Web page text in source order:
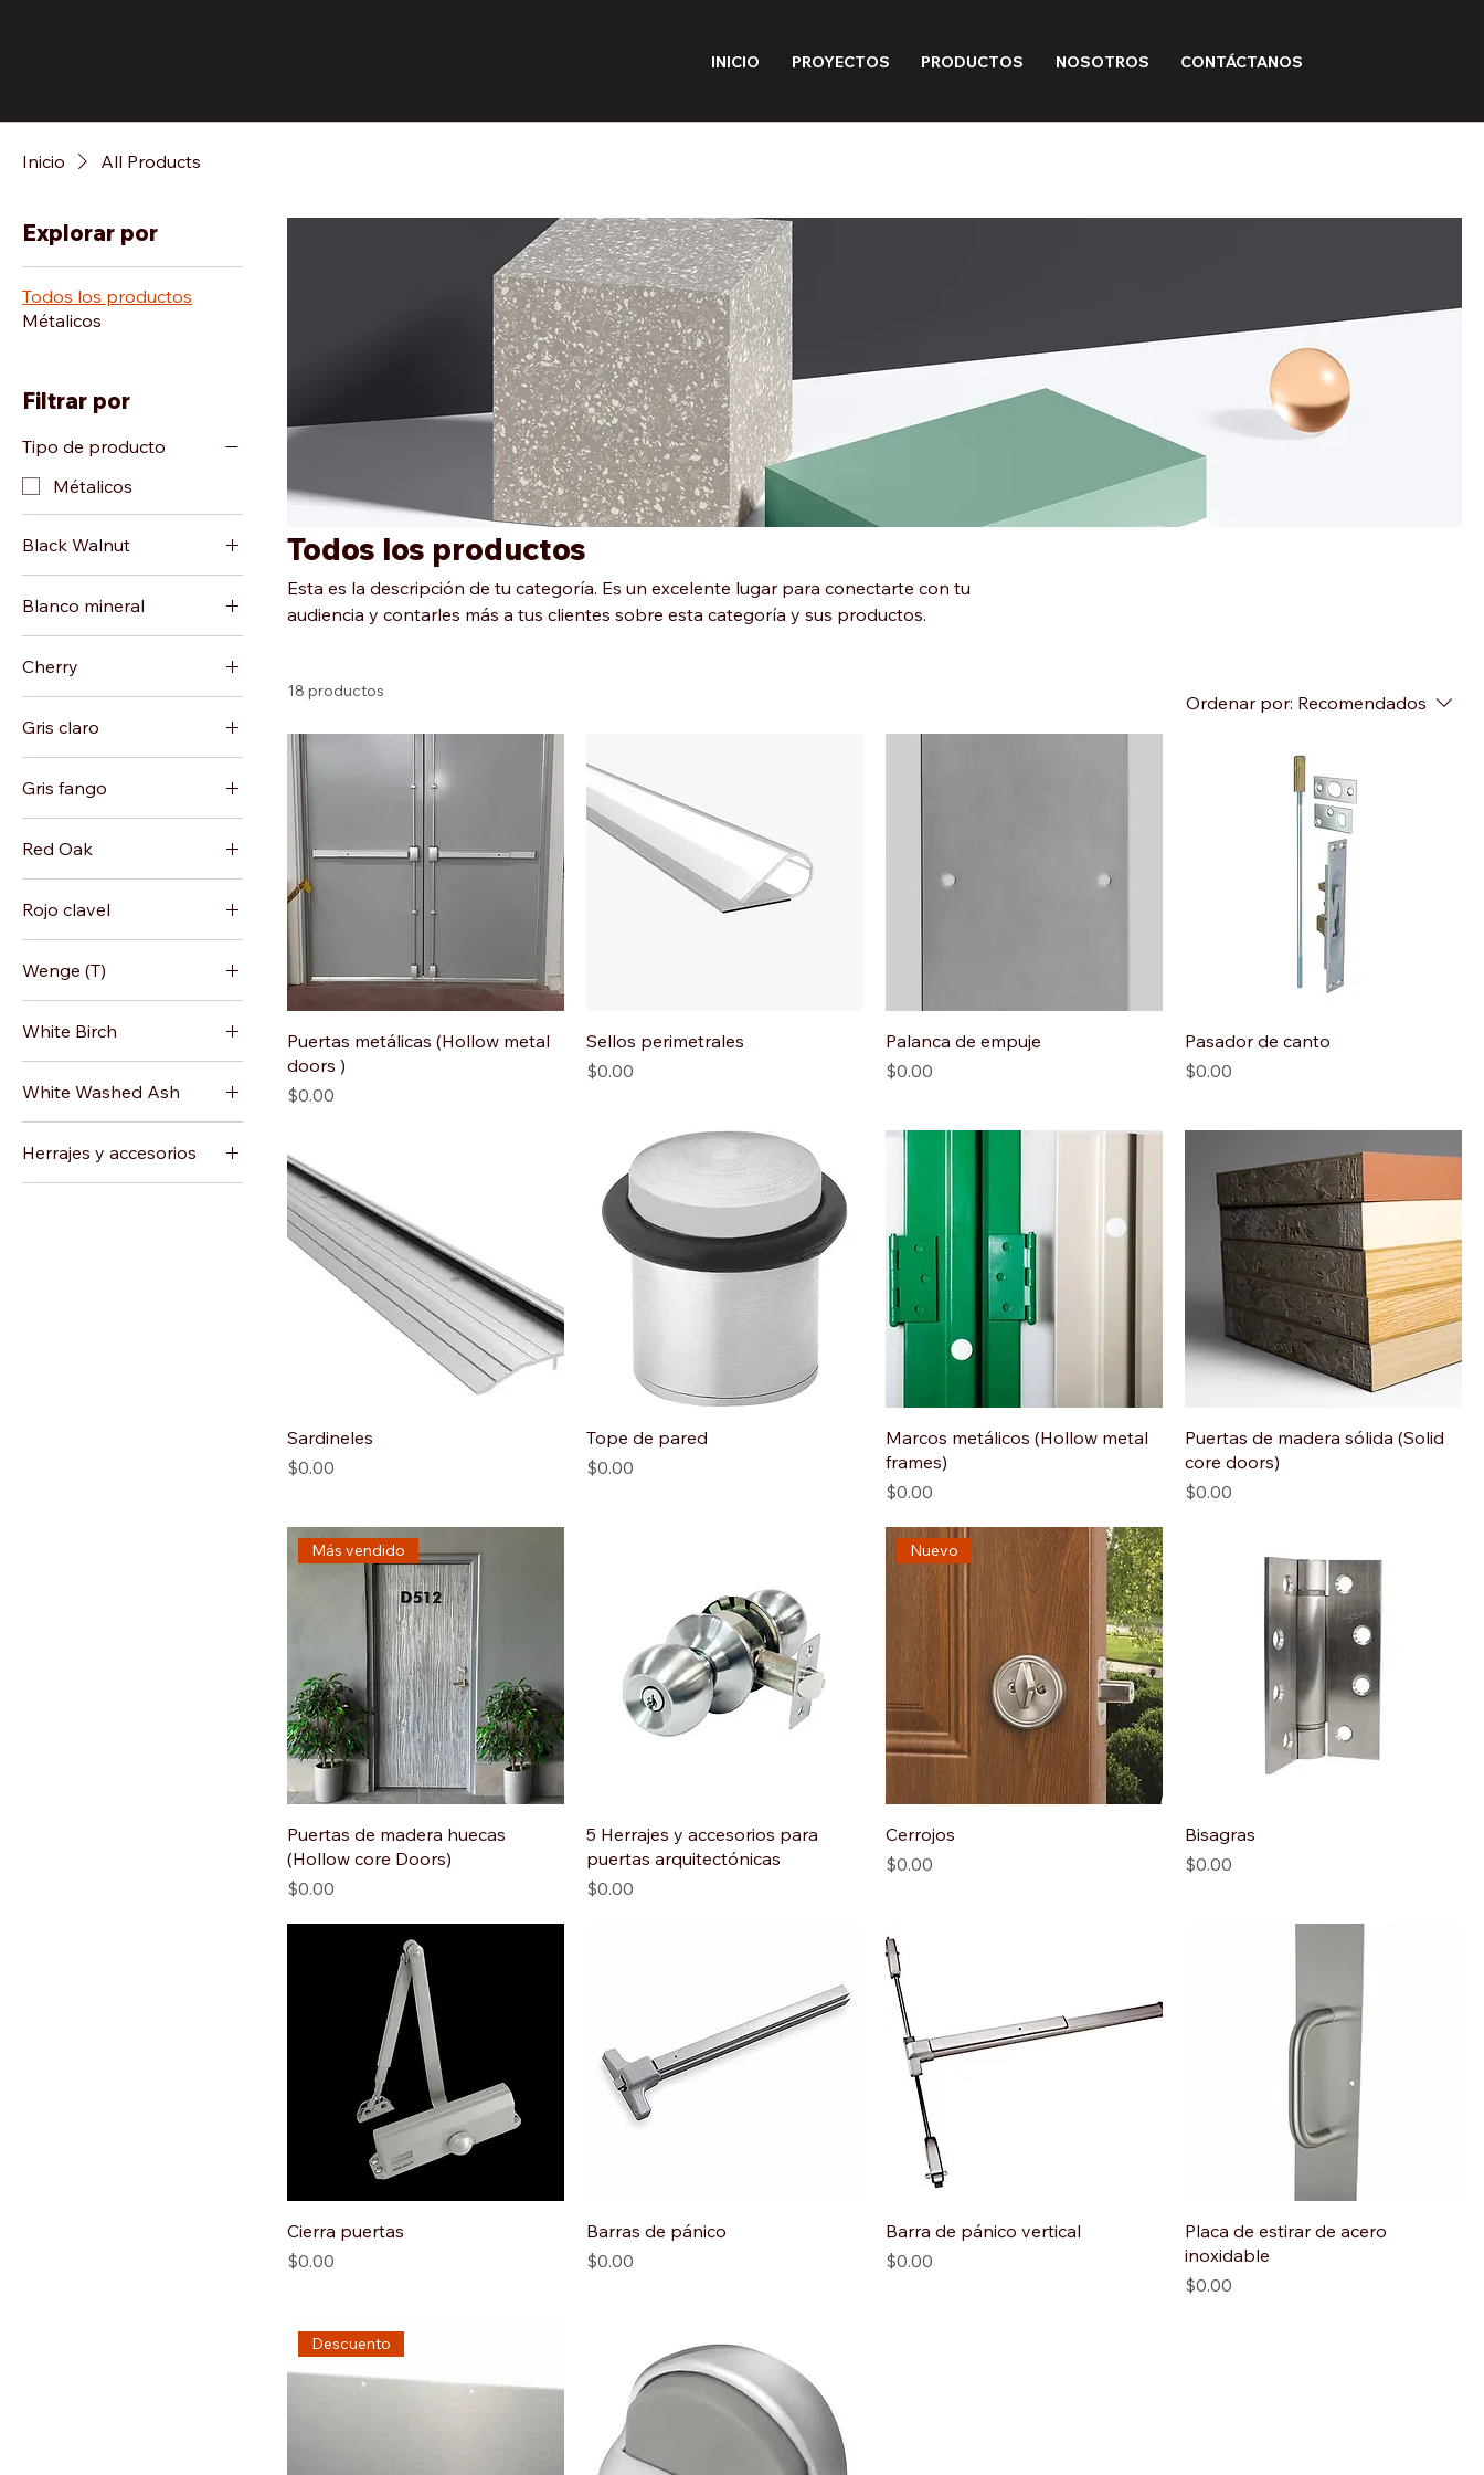
INICIO PROYECTOS PRODUCTOS NOSOTROS CONTÁCTANOS
Inicio All Products
Explorar por
Todos los productos
Métalicos
Filtrar por
Tipo de producto
Métalicos
Black Walnut
Blanco mineral
Cherry
Gris claro
Gris fango
Red Oak
Rojo clavel
Wenge (T)
White Birch
White Washed Ash
Herrajes y accesorios
Acabado estándar :
Todos los productos
Esta es la descripción de tu categoría. Es un excelente lugar para conectarte con tu
audiencia y contarles más a tus clientes sobre esta categoría y sus productos.
18 productos
Ordenar por: Recomendados
Puertas metálicas (Hollow metal
doors )
Precio
$0.00
Sellos perimetrales
Precio
$0.00
Palanca de empuje
Precio
$0.00
Pasador de canto
Precio
$0.00
Sardineles
Precio
$0.00
Tope de pared
Precio
$0.00
Marcos metálicos (Hollow metal
frames)
Precio
$0.00
Puertas de madera sólida (Solid
core doors)
Precio
$0.00
Más vendido
Puertas de madera huecas
(Hollow core Doors)
Precio
$0.00
️5 Herrajes y accesorios para
puertas arquitectónicas
Precio
$0.00
Nuevo
Cerrojos
Precio
$0.00
Bisagras
Precio
$0.00
Cierra puertas
Precio
$0.00
Barras de pánico
Precio
$0.00
Barra de pánico vertical
Precio
$0.00
Placa de estirar de acero
inoxidable
Precio
$0.00
Descuento